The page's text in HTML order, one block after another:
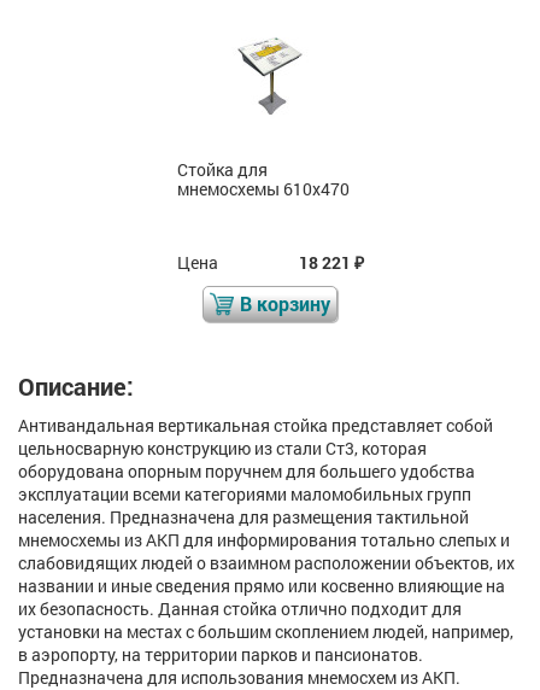
Стойка для
мнемосхемы 610х470
Цена 18 221 ₽
В корзину
Описание:
Антивандальная вертикальная стойка представляет собой
цельносварную конструкцию из стали Ст3, которая
оборудована опорным поручнем для большего удобства
эксплуатации всеми категориями маломобильных групп
населения. Предназначена для размещения тактильной
мнемосхемы из АКП для информирования тотально слепых и
слабовидящих людей о взаимном расположении объектов, их
названии и иные сведения прямо или косвенно влияющие на
их безопасность. Данная стойка отлично подходит для
установки на местах с большим скоплением людей, например,
в аэропорту, на территории парков и пансионатов.
Предназначена для использования мнемосхем из АКП.